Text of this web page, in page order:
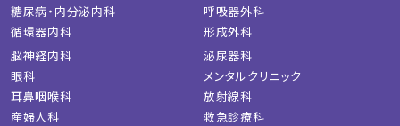
糖尿病・内分泌内科
循環器内科
呼吸器外科
形成外科
脳神経内科
眼科
耳鼻咽喉科
産婦人科
泌尿器科
メンタルクリニック
放射線科
救急診療科